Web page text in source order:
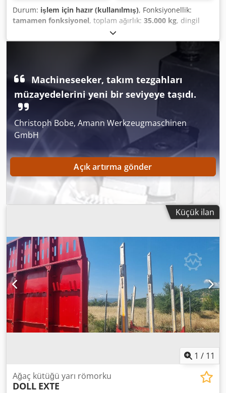
Durum: işlem için hazır (kullanılmış), Fonksiyonellik:
tamamen fonksiyonel, toplam ağırlık: 35.000 kg, dingil
, izin verilen dingil yükü (dingil 1):
8.000 kg, izin verilen dingil yükü (dingil 2):8.000 kg, izin
, römork freni:frenli
, 2012 model, odun kütükleri ve
kereste taşımak için kullanılan, iyi durumda olan, yaprak
yaylı süspansiyonlu ve hava yastıklı, kampanalı frenlere
sahip bir römork. Credozlbwropfx Abzjf
Machineseeker, takım tezgahları
müzayedelerini yeni bir seviyeye taşıdı.
Christoph Bobe, Amann Werkzeugmaschinen
GmbH
Açık artırma gönder
Küçük ilan
1 / 11
Ağaç kütüğü yarı römorku
DOLL EXTE